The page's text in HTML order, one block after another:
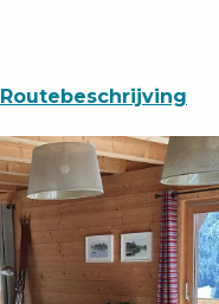
Routebeschrijving